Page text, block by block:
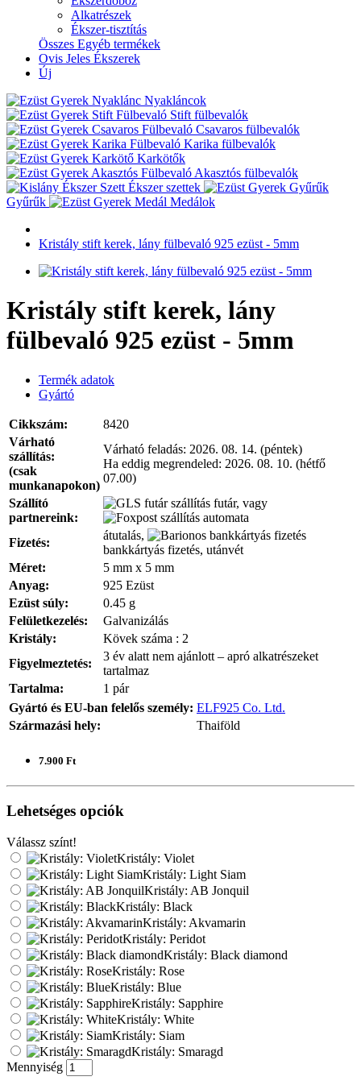
Alkatrészek
Ékszer-tisztítás
Összes Egyéb termékek
Ovis Jeles Ékszerek
Új
Nyakláncok
Stift fülbevalók
Csavaros fülbevalók
Karika fülbevalók
Karkötők
Akasztós fülbevalók
Ékszer szettek
Gyűrűk
Medálok
Kristály stift kerek, lány fülbevaló 925 ezüst - 5mm
Kristály stift kerek, lány
fülbevaló 925 ezüst - 5mm
Termék adatok
Gyártó
Cikkszám:
8420
Várható
szállítás:
(csak
munkanapokon)
Várható feladás: 2026. 08. 14. (péntek)
Ha eddig megrendeled: 2026. 08. 10. (hétfő
07.00)
Szállító
partnereink:
futár, vagy
automata
Fizetés:
átutalás,
bankkártyás fizetés, utánvét
Méret:
5 mm x 5 mm
Anyag:
925 Ezüst
Ezüst súly:
0.45 g
Felületkezelés:
Galvanizálás
Kristály:
Kövek száma : 2
Figyelmeztetés:
3 év alatt nem ajánlott – apró alkatrészeket
tartalmaz
Tartalma:
1 pár
Gyártó és EU-ban felelős személy: ELF925 Co. Ltd.
Származási hely:
Thaiföld
7.900 Ft
Lehetséges opciók
Válassz színt!
Kristály: Violet
Kristály: Light Siam
Kristály: AB Jonquil
Kristály: Black
Kristály: Akvamarin
Kristály: Peridot
Kristály: Black diamond
Kristály: Rose
Kristály: Blue
Kristály: Sapphire
Kristály: White
Kristály: Siam
Kristály: Smaragd
Mennyiség